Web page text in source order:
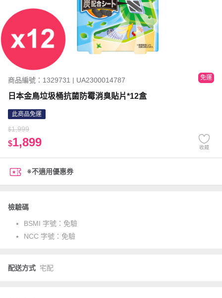
商品編號：1329731 | UA2300014787 免運
日本金鳥垃圾桶抗菌防霉消臭貼片*12盒
此商品免運
$1,999
$1,899 收藏
※不適用優惠券
檢驗碼
BSMI 字號： 免驗
NCC 字號： 免驗
配送方式 宅配